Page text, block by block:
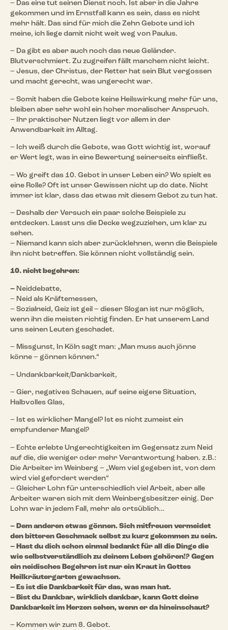
– Das eine tut seinen Dienst noch. Ist aber in die Jahre
gekommen und im Ernstfall kann es sein, dass es nicht
mehr hält. Das sind für mich die Zehn Gebote und ich
meine, ich liege damit nicht weit weg von Paulus.
– Da gibt es aber auch noch das neue Geländer.
Blutverschmiert. Zu zugreifen fällt manchem nicht leicht.
– Jesus, der Christus, der Retter hat sein Blut vergossen
und macht gerecht, was ungerecht war.
– Somit haben die Gebote keine Heilswirkung mehr für uns,
bleiben aber sehr wohl ein hoher moralischer Anspruch.
– Ihr praktischer Nutzen liegt vor allem in der
Anwendbarkeit im Alltag.
– Ich weiß durch die Gebote, was Gott wichtig ist, worauf
er Wert legt, was in eine Bewertung seinerseits einfließt.
– Wo greift das 10. Gebot in unser Leben ein? Wo spielt es
eine Rolle? Oft ist unser Gewissen nicht up do date. Nicht
immer ist klar, dass das etwas mit diesem Gebot zu tun hat.
– Deshalb der Versuch ein paar solche Beispiele zu
entdecken. Lasst uns die Decke wegzuziehen, um klar zu
sehen.
– Niemand kann sich aber zurücklehnen, wenn die Beispiele
ihn nicht betreffen. Sie können nicht vollständig sein.
10. nicht begehren:
– Neiddebatte,
– Neid als Kräftemessen,
– Sozialneid, Geiz ist geil – dieser Slogan ist nur möglich,
wenn ihn die meisten richtig finden. Er hat unserem Land
uns seinen Leuten geschadet.
– Missgunst, In Köln sagt man: „Man muss auch jönne
könne – gönnen können.“
– Undankbarkeit/Dankbarkeit,
– Gier, negatives Schauen, auf seine eigene Situation,
Halbvolles Glas,
– Ist es wirklicher Mangel? Ist es nicht zumeist ein
empfundener Mangel?
– Echte erlebte Ungerechtigkeiten im Gegensatz zum Neid
auf die, die weniger oder mehr Verantwortung haben. z.B.:
Die Arbeiter im Weinberg – „Wem viel gegeben ist, von dem
wird viel gefordert werden“
– Gleicher Lohn für unterschiedlich viel Arbeit, aber alle
Arbeiter waren sich mit dem Weinbergsbesitzer einig. Der
Lohn war in jedem Fall, mehr als ortsüblich…
– Dem anderen etwas gönnen. Sich mitfreuen vermeidet
den bitteren Geschmack selbst zu kurz gekommen zu sein.
– Hast du dich schon einmal bedankt für all die Dinge die
wie selbstverständlich zu deinem Leben gehören!? Gegen
ein neidisches Begehren ist nur ein Kraut in Gottes
Heilkräutergarten gewachsen.
– Es ist die Dankbarkeit für das, was man hat.
– Bist du Dankbar, wirklich dankbar, kann Gott deine
Dankbarkeit im Herzen sehen, wenn er da hineinschaut?
– Kommen wir zum 8. Gebot.